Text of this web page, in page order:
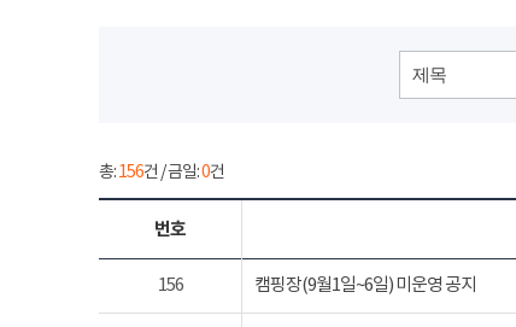
제목
총:156건 / 금일:0건
번호
156 캠핑장(9월1일~6일) 미운영 공지